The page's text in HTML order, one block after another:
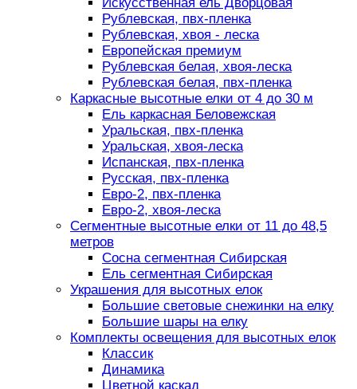
Рублевская, пвх-пленка
Рублевская, хвоя - леска
Европейская премиум
Рублевская белая, хвоя-леска
Рублевская белая, пвх-пленка
Каркасные высотные елки от 4 до 30 м
Ель каркасная Беловежская
Уральская, пвх-пленка
Уральская, хвоя-леска
Испанская, пвх-пленка
Русская, пвх-пленка
Евро-2, пвх-пленка
Евро-2, хвоя-леска
Сегментные высотные елки от 11 до 48,5
метров
Сосна сегментная Сибирская
Ель сегментная Сибирская
Украшения для высотных елок
Большие световые снежинки на елку
Большие шары на елку
Комплекты освещения для высотных елок
Классик
Динамика
Цветной каскад